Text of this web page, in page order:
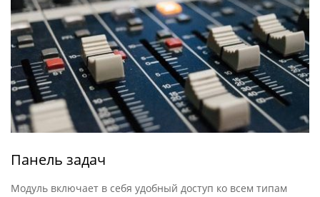
Панель задач
Модуль включает в себя удобный доступ ко всем типам